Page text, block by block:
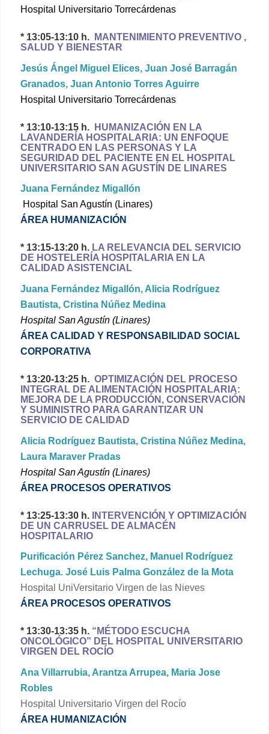
Hospital Universitario Torrecárdenas
* 13:05-13:10 h.
MANTENIMIENTO PREVENTIVO ,
SALUD Y BIENESTAR
Jesús Ángel Miguel Elices, Juan José Barragán
Granados, Juan Antonio Torres Aguirre
Hospital Universitario Torrecárdenas
* 13:10-13:15 h.
HUMANIZACIÓN EN LA
LAVANDERÍA HOSPITALARIA: UN ENFOQUE
CENTRADO EN LAS PERSONAS Y LA
SEGURIDAD DEL PACIENTE EN EL HOSPITAL
UNIVERSITARIO SAN AGUSTÍN DE LINARES
Juana Fernández Migallón
Hospital San Agustín (Linares)
ÁREA HUMANIZACIÓN
* 13:15-13:20 h.LA RELEVANCIA DEL SERVICIO
DE HOSTELERÍA HOSPITALARIA EN LA
CALIDAD ASISTENCIAL
Juana Fernández Migallón, Alicia Rodríguez
Bautista, Cristina Núñez Medina
Hospital San Agustín (Linares)
ÁREA CALIDAD Y RESPONSABILIDAD SOCIAL
CORPORATIVA
* 13:20-13:25 h. OPTIMIZACIÓN DEL PROCESO
INTEGRAL DE ALIMENTACIÓN HOSPITALARIA:
MEJORA DE LA PRODUCCIÓN, CONSERVACIÓN
Y SUMINISTRO PARA GARANTIZAR UN
SERVICIO DE CALIDAD
Alicia Rodríguez Bautista, Cristina Núñez Medina,
Laura Maraver Pradas
Hospital San Agustín (Linares)
ÁREA PROCESOS OPERATIVOS
* 13:25-13:30 h.INTERVENCIÓN Y OPTIMIZACIÓN
DE UN CARRUSEL DE ALMACÉN
HOSPITALARIO
Purificación Pérez Sanchez, Manuel Rodríguez
Lechuga. José Luis Palma González de la Mota
Hospital UniVersitario Virgen de las Nieves
ÁREA PROCESOS OPERATIVOS
* 13:30-13:35 h.“MÉTODO ESCUCHA
ONCOLÓGICO” DEL HOSPITAL UNIVERSITARIO
VIRGEN DEL ROCÍO
Ana Villarrubia, Arantza Arrupea, Maria Jose
Robles
Hospital Universitario Virgen del Rocío
ÁREA HUMANIZACIÓN